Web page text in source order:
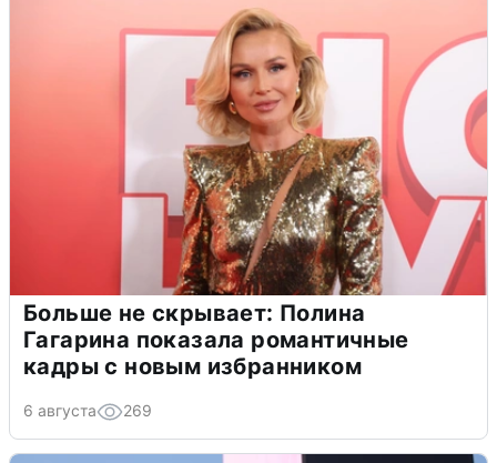
Больше не скрывает: Полина
Гагарина показала романтичные
кадры с новым избранником
6 августа 269